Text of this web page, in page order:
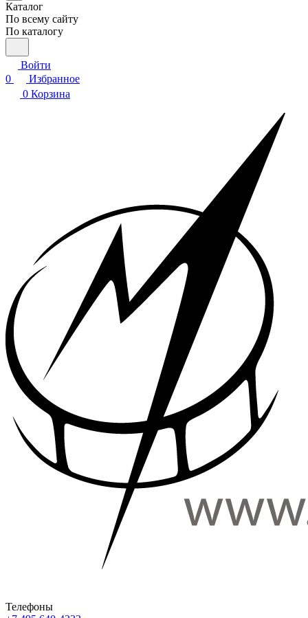
Каталог
По всему сайту
По каталогу
Войти
0
Избранное
0 Корзина
Телефоны